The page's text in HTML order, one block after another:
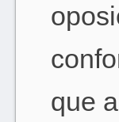
que